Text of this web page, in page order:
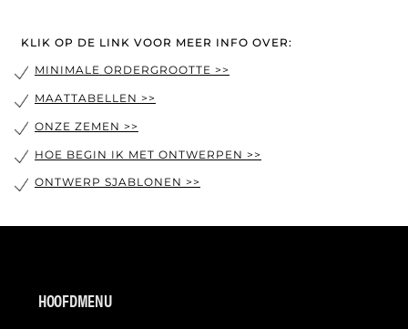
KLIK OP DE LINK VOOR MEER INFO OVER:
MINIMALE ORDERGROOTTE >>
MAATTABELLEN >>
ONZE ZEMEN >>
HOE BEGIN IK MET ONTWERPEN >>
ONTWERP SJABLONEN >>
HOOFDMENU